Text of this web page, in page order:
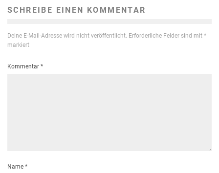
SCHREIBE EINEN KOMMENTAR
Deine E-Mail-Adresse wird nicht veröffentlicht. Erforderliche Felder sind mit *
markiert
Kommentar *
Name *